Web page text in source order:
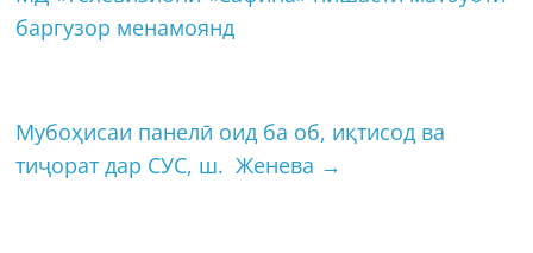
баргузор менамоянд
Мубоҳисаи панелӣ оид ба об, иқтисод ва
тиҷорат дар СУС, ш. Женева →